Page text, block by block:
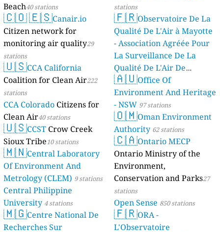
Beach40 stations
🇨🇴🇪🇸Canair.io
Citizen network for
monitoring air quality29
stations
🇺🇸CCA California
Coalition for Clean Air222
stations
CCA Colorado Citizens for
Clean Air40 stations
🇺🇸CCST Crow Creek
Sioux Tribe10 stations
🇲🇳Central Laboratory
Of Environment And
Metrology (CLEM) 9 stations
Central Philippine
University 4 stations
🇲🇬Centre National De
Recherches Sur
stations
🇫🇷Observatoire De La
Qualité De L'Air à Mayotte
- Association Agréée Pour
La Surveillance De La
Qualité De L'Air De
Mayotte 4 stations
🇦🇺Office Of
Environment And Heritage
- NSW 97 stations
🇴🇲Oman Environment
Authority 62 stations
🇨🇦Ontario MECP
Ontario Ministry of the
Environment,
Conservation and Parks27
stations
Open Sense 850 stations
🇫🇷ORA -
L'Observatoire